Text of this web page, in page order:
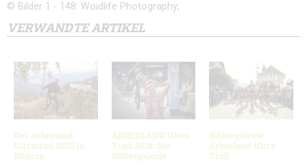
© Bilder 1 - 148: Woidlife Photography;
VERWANDTE ARTIKEL
Der Arberland
Ultratrail 2022 in
Bildern
ARBERLAND Ultra
Trail 2018: Die
Bildergalerie
Bildergalerie
Arberland Ultra
Trail